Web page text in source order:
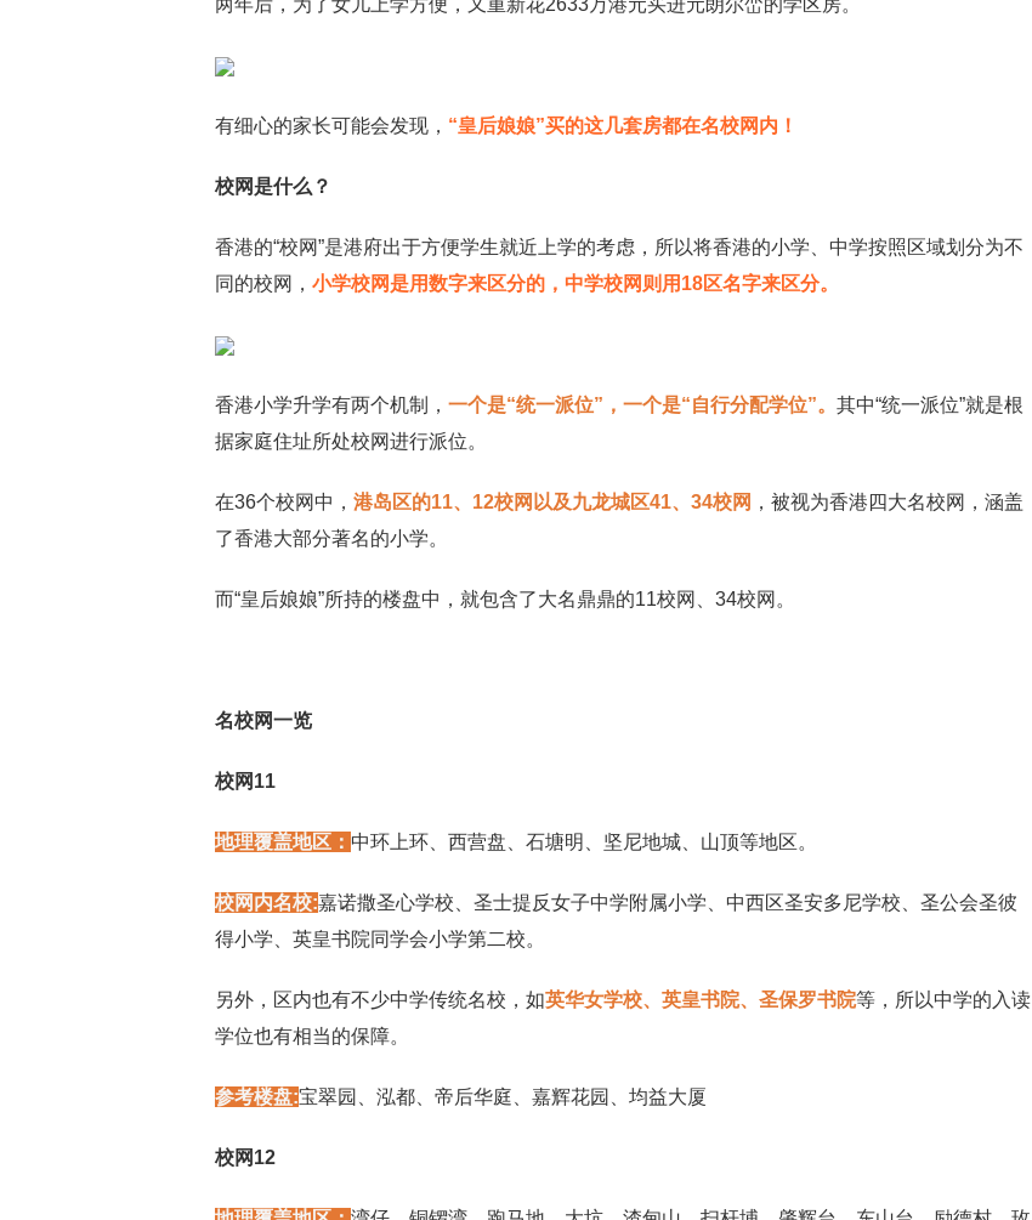
两年后，为了女儿上学方便，又重新花2633万港元买进元朗尔峦的学区房。
有细心的家长可能会发现， “皇后娘娘”买的这几套房都在名校网内！
校网是什么？
香港的“校网”是港府出于方便学生就近上学的考虑，所以将香港的小学、中学按照区域划分为不
同的校网， 小学校网是用数字来区分的，中学校网则用18区名字来区分。
香港小学升学有两个机制， 一个是“统一派位”，一个是“自行分配学位”。 其中“统一派位”就是根
据家庭住址所处校网进行派位。
在36个校网中， 港岛区的11、12校网以及九龙城区41、34校网 ，被视为香港四大名校网，涵盖
了香港大部分著名的小学。
而“皇后娘娘”所持的楼盘中，就包含了大名鼎鼎的11校网、34校网。
名校网一览
校网11
地理覆盖地区： 中环上环、西营盘、石塘明、坚尼地城、山顶等地区。
校网内名校:嘉诺撒圣心学校、圣士提反女子中学附属小学、中西区圣安多尼学校、圣公会圣彼
得小学、英皇书院同学会小学第二校。
另外，区内也有不少中学传统名校，如英华女学校、英皇书院、圣保罗书院等，所以中学的入读
学位也有相当的保障。
参考楼盘:宝翠园、泓都、帝后华庭、嘉辉花园、均益大厦
校网12